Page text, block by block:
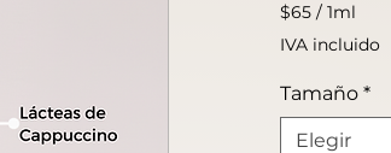
$65 / 1ml
$65
por
1
Mililitro
IVA incluido
Tamaño *
Elegir